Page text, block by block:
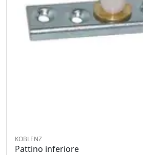
KOBLENZ
Pattino inferiore